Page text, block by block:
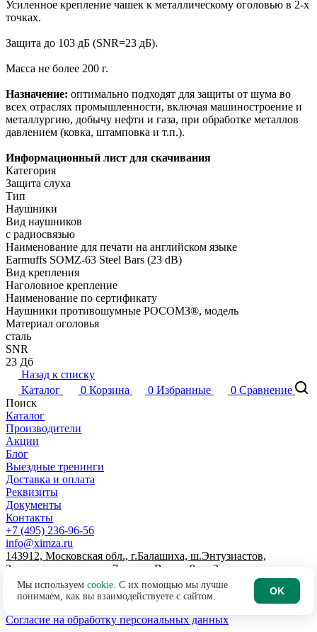
Усиленное крепление чашек к металлическому оголовью в 2-х
точках.
Защита до 103 дБ (SNR=23 дБ).
Масса не более 200 г.
Назначение: оптимально подходят для защиты от шума во
всех отраслях промышленности, включая машиностроение и
металлургию, добычу нефти и газа, при обработке металлов
давлением (ковка, штамповка и т.п.).
Информационный лист для скачивания
Категория
Защита слуха
Тип
Наушники
Вид наушников
с радиосвязью
Наименование для печати на английском языке
Earmuffs SOMZ-63 Steel Bars (23 dB)
Вид крепления
Наголовное крепление
Наименование по сертификату
Наушники противошумные РОСОМЗ®, модель
Материал оголовья
сталь
SNR
23 Дб
Назад к списку
Каталог
0 Корзина 0 Избранные 0 Сравнение
Поиск
Каталог
Производители
Акции
Блог
Выездные тренинги
Доставка и оплата
Реквизиты
Документы
Контакты
+7 (495) 236-96-56
info@ximza.ru
143912, Московская обл., г.Балашиха, ш.Энтузиастов,
Западная промзона, д.7, литер В, пом.9, эт.2
© 2026 ООО "ХИМЗАЩИТА"
Договор-оферта интернет-магазина
Согласие на обработку персональных данных
Мы используем cookie. С их помощью мы лучше
понимаем, как вы взаимодействуете с сайтом.
OK